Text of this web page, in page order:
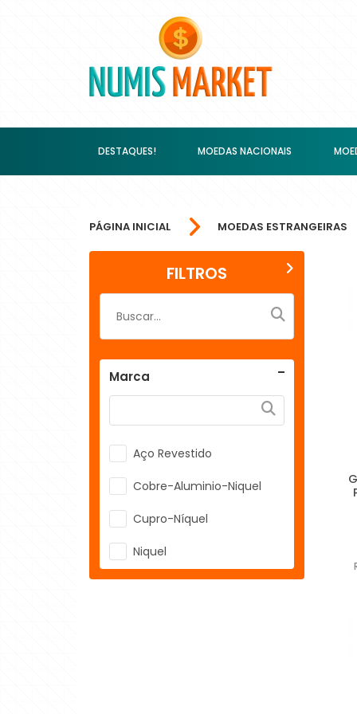
DESTAQUES! MOEDAS NACIONAIS
PÁGINA INICIAL MOEDAS ESTRANGEIRAS
FILTROS
Marca
Aço Revestido
Cobre-Aluminio-Niquel
Cupro-Níquel
Niquel
Niquel-Latão